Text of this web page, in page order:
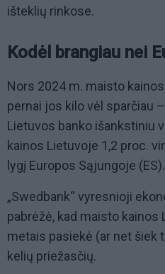
išteklių rinkose.
Kodėl brangiau nei
Nors 2024 m. maisto
pernai jos kilo vėl sparčiau
Lietuvos banko išankstiniu
kainos Lietuvoje 1,2 proc.
lygį Europos Sąjungoje (ES).
„Swedbank“ vyresnioji
pabrėžė, kad maisto
metais pasiekė (ar net šiek
kelių priežasčių.